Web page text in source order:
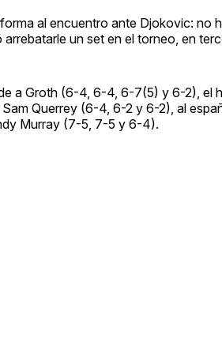
al encuentro ante Djokovic:
un set en el torneo, en
a Groth (6-4, 6-4, 6-7(5) y 6-2),
Querrey (6-4, 6-2 y 6-2), al
Murray (7-5, 7-5 y 6-4).